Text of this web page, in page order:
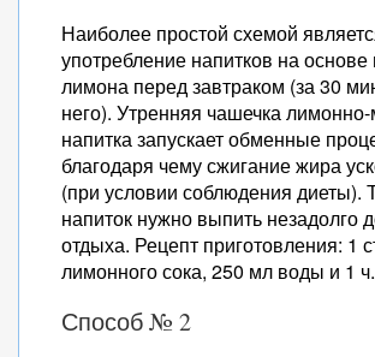
Наиболее простой схемой
употребление напитков на
лимона перед завтраком (за 30
него). Утренняя чашечка
напитка запускает обменные
благодаря чему сжигание жира
(при условии соблюдения диеты).
напиток нужно выпить незадолго
отдыха. Рецепт приготовления: 1
лимонного сока, 250 мл воды и 1
Способ № 2